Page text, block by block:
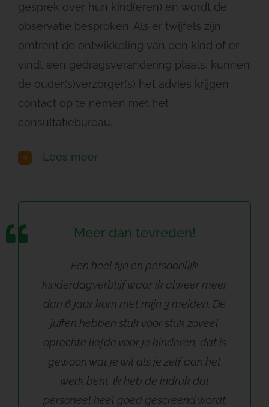
gesprek over hun kind(eren) en wordt de
observatie besproken. Als er twijfels zijn
omtrent de ontwikkeling van een kind of er
vindt een gedragsverandering plaats, kunnen
de ouder(s)verzorger(s) het advies krijgen
contact op te nemen met het
consultatiebureau.
Lees meer
Meer dan tevreden!
Een heel fijn en persoonlijk
kinderdagverblijf waar ik alweer meer
dan 6 jaar kom met mijn 3 meiden. De
juffen hebben stuk voor stuk zoveel
oprechte liefde voor je kinderen, dat is
gewoon wat je wil als je zelf aan het
werk bent. Ik heb de indruk dat
personeel heel goed gescreend wordt